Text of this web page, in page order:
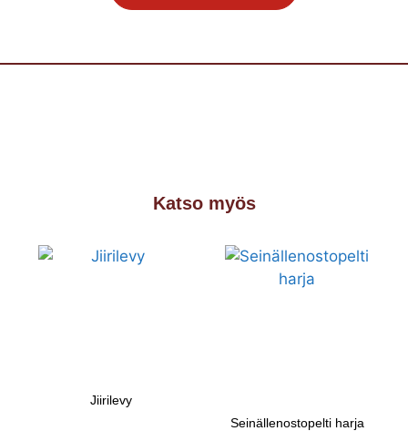
Katso myös
Jiirilevy
Seinällenostopelti harja